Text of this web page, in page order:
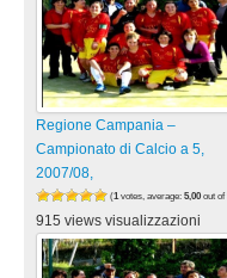
Regione Campania –
Campionato di Calcio a 5,
2007/08,
(1 votes, average: 5,00 out of
915 views visualizzazioni